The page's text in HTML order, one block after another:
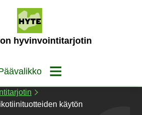
hyvinvointitarjotin
käytön